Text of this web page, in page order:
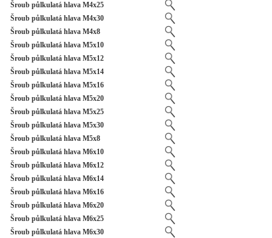
Šroub půlkulatá hlava M4x25
Šroub půlkulatá hlava M4x30
Šroub půlkulatá hlava M4x8
Šroub půlkulatá hlava M5x10
Šroub půlkulatá hlava M5x12
Šroub půlkulatá hlava M5x14
Šroub půlkulatá hlava M5x16
Šroub půlkulatá hlava M5x20
Šroub půlkulatá hlava M5x25
Šroub půlkulatá hlava M5x30
Šroub půlkulatá hlava M5x8
Šroub půlkulatá hlava M6x10
Šroub půlkulatá hlava M6x12
Šroub půlkulatá hlava M6x14
Šroub půlkulatá hlava M6x16
Šroub půlkulatá hlava M6x20
Šroub půlkulatá hlava M6x25
Šroub půlkulatá hlava M6x30